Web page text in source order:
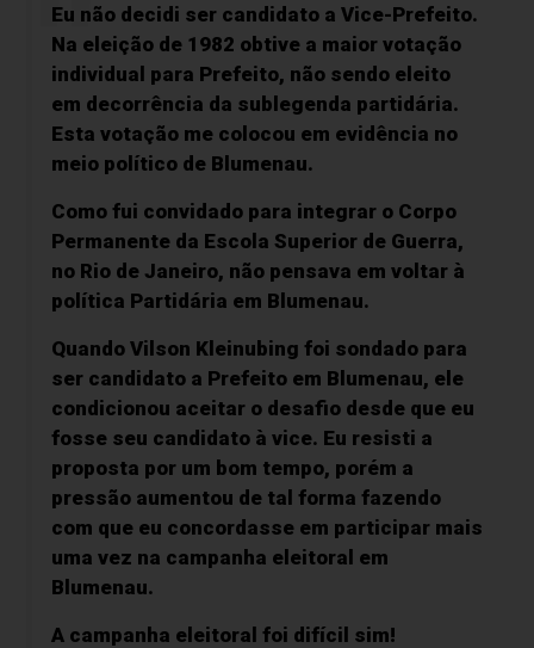
Eu não decidi ser candidato a Vice-Prefeito.
Na eleição de 1982 obtive a maior votação
individual para Prefeito, não sendo eleito
em decorrência da sublegenda partidária.
Esta votação me colocou em evidência no
meio político de Blumenau.
Como fui convidado para integrar o Corpo
Permanente da Escola Superior de Guerra,
no Rio de Janeiro, não pensava em voltar à
política Partidária em Blumenau.
Quando Vilson Kleinubing foi sondado para
ser candidato a Prefeito em Blumenau, ele
condicionou aceitar o desafio desde que eu
fosse seu candidato à vice. Eu resisti a
proposta por um bom tempo, porém a
pressão aumentou de tal forma fazendo
com que eu concordasse em participar mais
uma vez na campanha eleitoral em
Blumenau.
A campanha eleitoral foi difícil sim!